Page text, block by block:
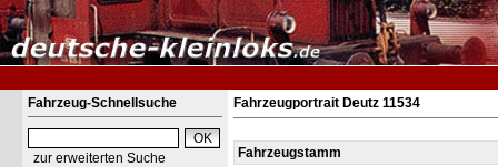
Fahrzeug-Schnellsuche
zur erweiterten Suche
Fahrzeugportrait Deutz 11534
Fahrzeugstamm